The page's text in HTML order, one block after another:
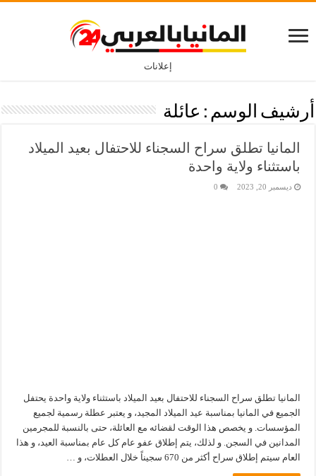
إعلانات
أرشيف الوسم : عائلة
المانيا تطلق سراح السجناء للاحتفال بعيد الميلاد
باستثناء ولاية واحدة
ديسمبر 20, 2023 0
المانيا تطلق سراح السجناء للاحتفال بعيد الميلاد باستثناء ولاية واحدة يحتفل
الجميع في المانيا بمناسبة عيد الميلاد المجيد، و يعتبر عطلة رسمية لجميع
المؤسسات. و يخصص هذا الوقت لقضائه مع العائلة، حتى بالنسبة للمجرمين
المدانين في السجن. و لذلك، يتم إطلاق عفو عام كل عام بمناسبة العيد، و هذا
العام سيتم إطلاق سراح أكثر من 670 سجيناً خلال العطلات، و …